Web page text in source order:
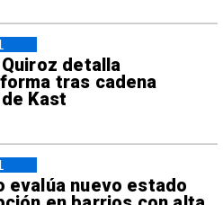
detalla
tras cadena
Kast
evalúa nuevo estado